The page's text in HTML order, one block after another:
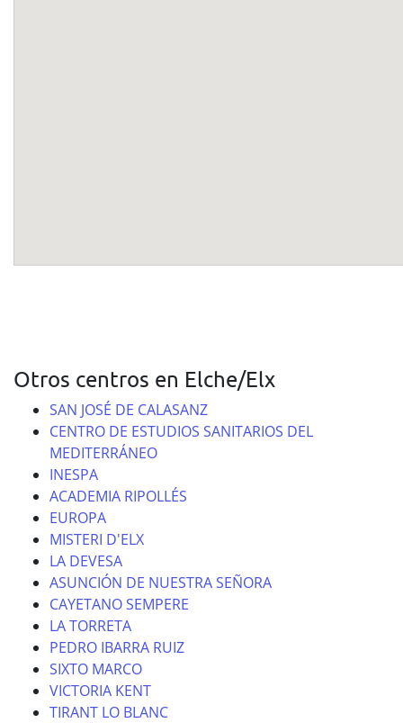
Otros centros en Elche/Elx
SAN JOSÉ DE CALASANZ
CENTRO DE ESTUDIOS SANITARIOS DEL
MEDITERRÁNEO
INESPA
ACADEMIA RIPOLLÉS
EUROPA
MISTERI D'ELX
LA DEVESA
ASUNCIÓN DE NUESTRA SEÑORA
CAYETANO SEMPERE
LA TORRETA
PEDRO IBARRA RUIZ
SIXTO MARCO
VICTORIA KENT
TIRANT LO BLANC